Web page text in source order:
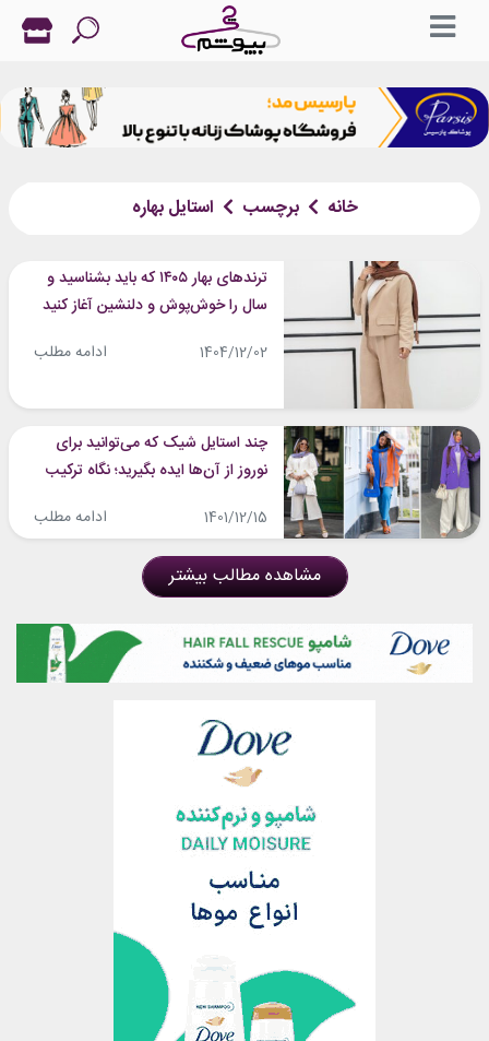
خانه برچسب استایل بهاره
ترندهای بهار ۱۴۰۵ که باید بشناسید و
سال را خوش‌پوش و دلنشین آغاز کنید
1404/12/02 ادامه مطلب
چند استایل شیک که می‌توانید برای
نوروز از آن‌ها ایده بگیرید؛ نگاه ترکیب
1401/12/15 ادامه مطلب
مشاهده مطالب بیشتر